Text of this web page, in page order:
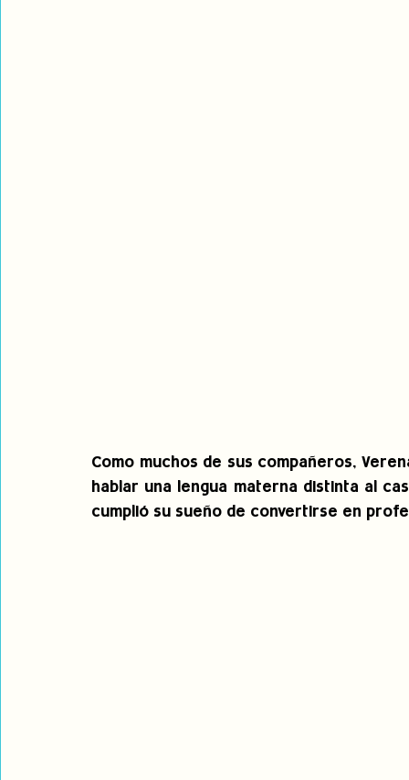
Como muchos de sus compañeros,
hablar una lengua materna distinta al
cumplió su sueño de convertirse en